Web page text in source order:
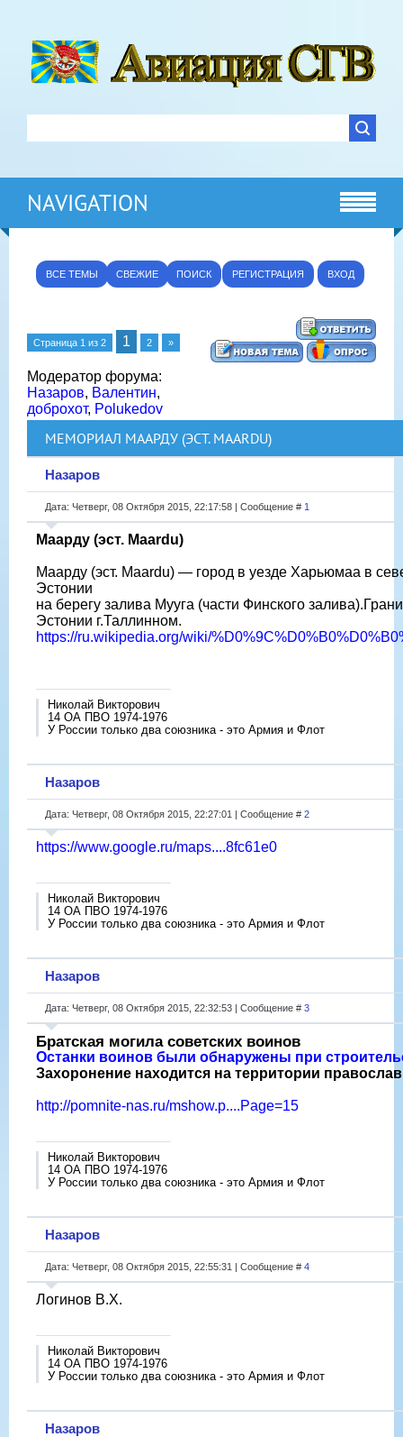
NAVIGATION
ВСЕ ТЕМЫ СВЕЖИЕ ПОИСК РЕГИСТРАЦИЯ ВХОД
Страница 1 из 2 1 2 »
Модератор форума:
Назаров, Валентин,
доброхот, Polukedov
МЕМОРИАЛ МААРДУ (ЭСТ. MAARDU)
Назаров
Дата: Четверг, 08 Октября 2015, 22:17:58 | Сообщение # 1
Маарду (эст. Maardu)
Маарду (эст. Maardu) — город в уезде Харьюмаа в
Эстонии
на берегу залива Мууга (части Финского
Эстонии г.Таллинном.
https://ru.wikipedia.org/wiki/
Николай Викторович
14 ОА ПВО 1974-1976
У России только два союзника - это Армия и Флот
Назаров
Дата: Четверг, 08 Октября 2015, 22:27:01 | Сообщение # 2
https://www.google.ru/maps....8fc61e0
Николай Викторович
14 ОА ПВО 1974-1976
У России только два союзника - это Армия и Флот
Назаров
Дата: Четверг, 08 Октября 2015, 22:32:53 | Сообщение # 3
Братская могила советcких воинов
Останки воинов были обнаружены при
Захоронение находится на территории
http://pomnite-nas.ru/mshow.p....Page=15
Николай Викторович
14 ОА ПВО 1974-1976
У России только два союзника - это Армия и Флот
Назаров
Дата: Четверг, 08 Октября 2015, 22:55:31 | Сообщение # 4
Логинов В.Х.
Николай Викторович
14 ОА ПВО 1974-1976
У России только два союзника - это Армия и Флот
Назаров